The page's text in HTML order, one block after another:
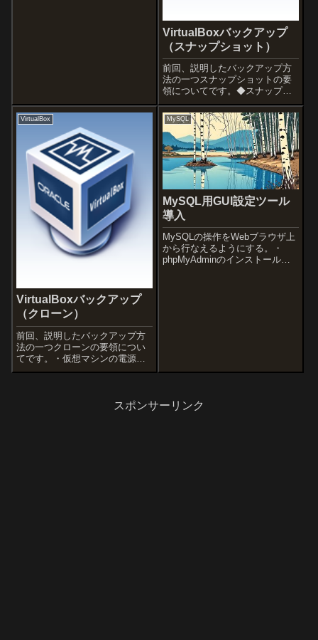
VirtualBoxバックアップ
（スナップショット）
前回、説明したバックアップ方
法の一つスナップショットの要
領についてです。◆スナップシ
ョットの作成スナップショット
を作成したい仮想マシンでメニ
ューから「仮想マシン」→「ス
ナップショット作成」をクリッ
クします。「仮想マシンのスナ
ップショット作成...
VirtualBox
VirtualBoxバックアップ
（クローン）
前回、説明したバックアップ方
法の一つクローンの要領につい
てです。・仮想マシンの電源は
オフにする必要があります。◆
製する仮想マシンを選択し、右
MySQL
MySQL用GUI設定ツール
導入
MySQLの操作をWebブラウザ上
から行なえるようにする。・
phpMyAdminのインストール及
スポンサーリンク